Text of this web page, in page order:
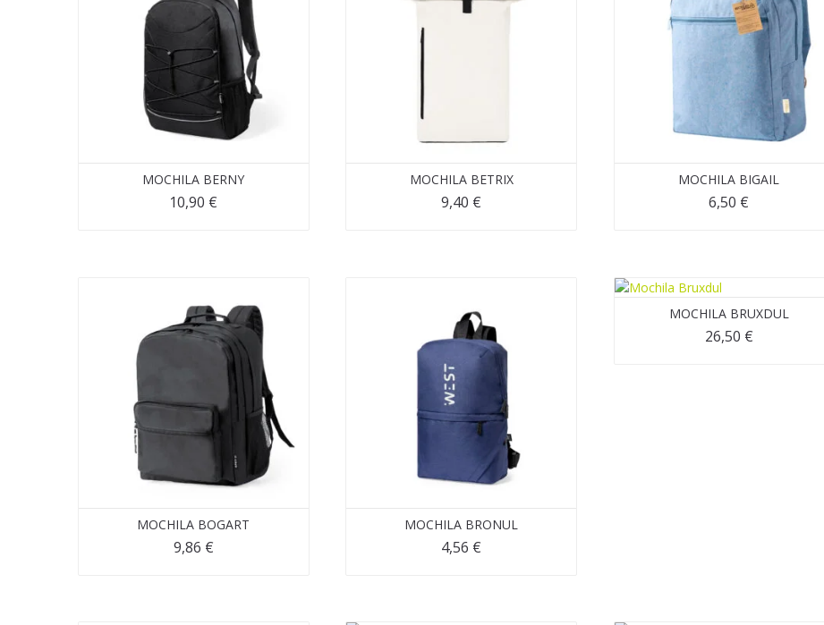
MOCHILA BERNY
10,90 €
MOCHILA BETRIX
9,40 €
MOCHILA BIGAIL
6,50 €
MOCHILA BOGART
9,86 €
MOCHILA BRONUL
4,56 €
MOCHILA BRUXDUL
26,50 €